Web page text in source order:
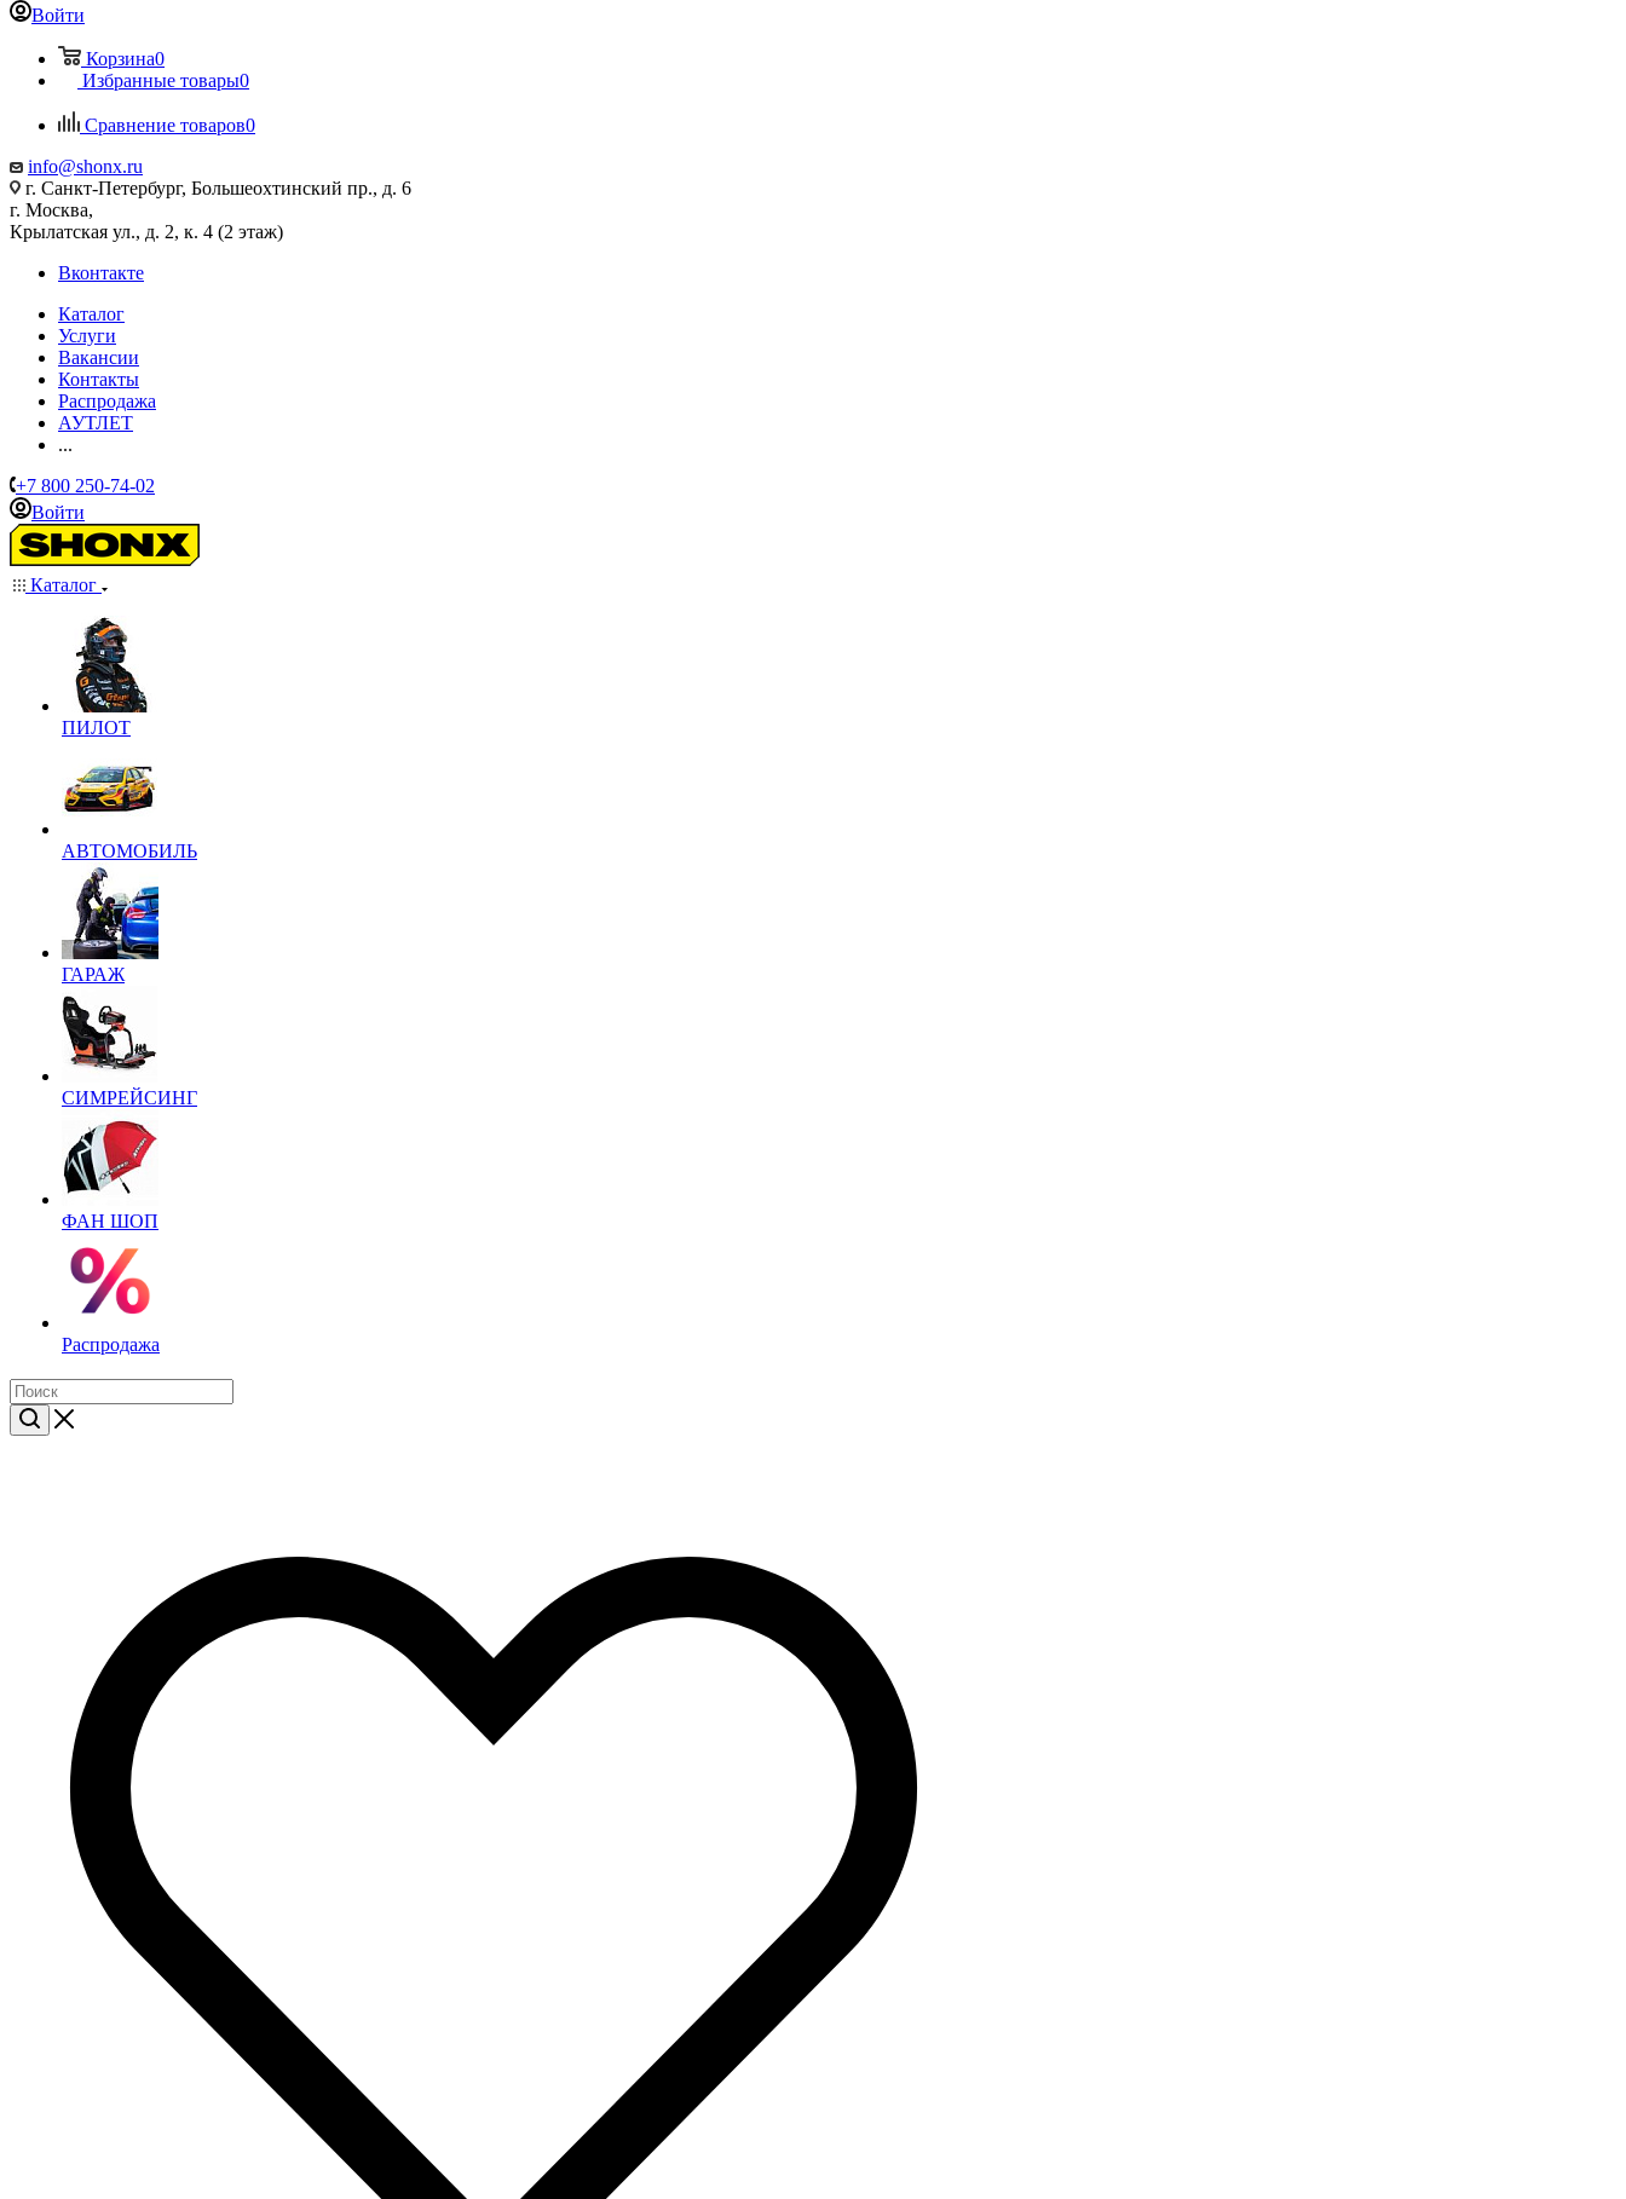
Войти
Корзина0
Избранные товары0
Сравнение товаров0
info@shonx.ru
г. Санкт-Петербург, Большеохтинский пр., д. 6
г. Москва,
Крылатская ул., д. 2, к. 4 (2 этаж)
Вконтакте
Каталог
Услуги
Вакансии
Контакты
Распродажа
АУТЛЕТ
...
+7 800 250-74-02
Войти
Каталог
ПИЛОТ
АВТОМОБИЛЬ
ГАРАЖ
СИМРЕЙСИНГ
ФАН ШОП
Распродажа